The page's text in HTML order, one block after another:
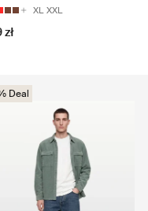
XL XXL
Deal